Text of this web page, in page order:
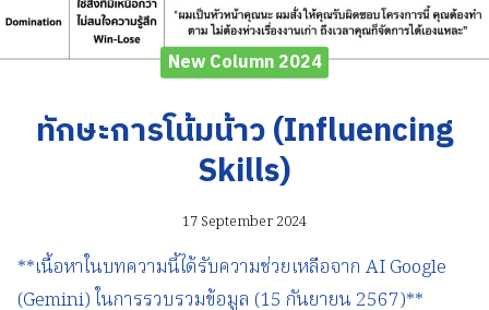
New Column 2024
ทักษะการโน้มน้าว (Influencing
Skills)
17 September 2024
**เนื้อหาในบทความนี้ได้รับความช่วยเหลือจาก AI Google
(Gemini) ในการรวบรวมข้อมูล (15 กันยายน 2567)**